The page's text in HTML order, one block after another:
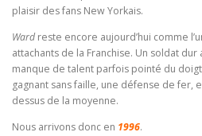
plaisir des fans New Yorkais.
Wardreste encore aujourd’hui comme
attachants de la Franchise. Un soldat
manque de talent parfois pointé du
gagnant sans faille, une défense de fer,
dessus de la moyenne.
Nous arrivons donc en 1996.